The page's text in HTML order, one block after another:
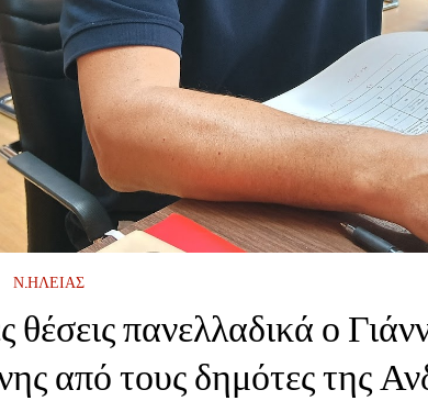
Ν.ΗΛΕΙΑΣ
θέσεις πανελλαδικά ο
από τους δημότες της